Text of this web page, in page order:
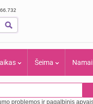
66.732
Šeima Namai
problemos ir pagalbinis